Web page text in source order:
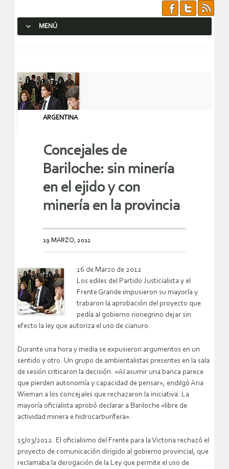
MENÚ
ARGENTINA
Concejales de
Bariloche: sin minería
en el ejido y con
minería en la provincia
19 MARZO, 2012
16 de Marzo de 2012
Los ediles del Partido Justicialista y el
Frente Grande impusieron su mayoría y
trabaron la aprobación del proyecto que
pedía al gobierno rionegrino dejar sin
efecto la ley que autoriza el uso de cianuro.
Durante una hora y media se expusieron argumentos en un
sentido y otro. Un grupo de ambientalistas presentes en la sala
de sesión criticaron la decisión. «Al asumir una banca parece
que pierden autonomía y capacidad de pensar», endilgó Ana
Wieman a los concejales que rechazaron la iniciativa. La
mayoría oficialista aprobó declarar a Bariloche «libre de
actividad minera e hidrocarburífera».
15/03/2012. El oficialismo del Frente para la Victoria rechazó el
proyecto de comunicación dirigido al gobierno provincial, que
reclamaba la derogación de la Ley que permite el uso de